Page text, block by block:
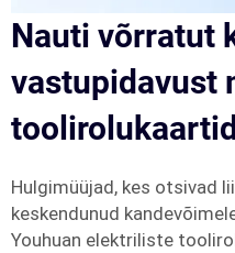
Nauti võrratut
vastupidavust
Hulgimüüjad, kes otsivad
keskendunud
Youhuan elektriliste